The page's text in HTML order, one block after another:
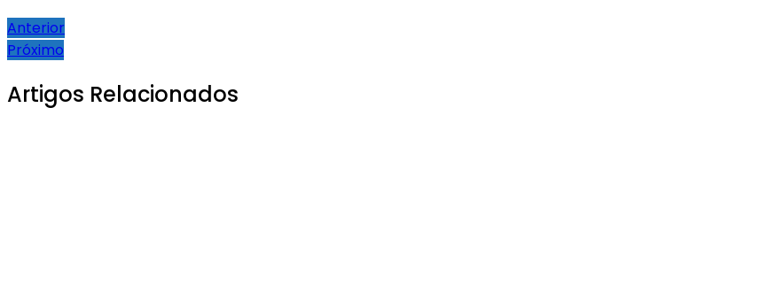
Anterior
Próximo
Artigos Relacionados